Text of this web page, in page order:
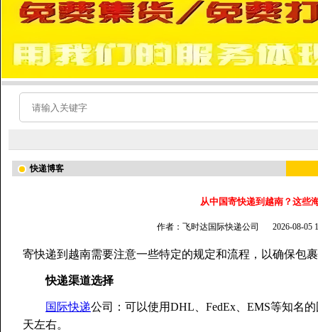
快递博客
从中国寄快递到越南？这些
作者：飞时达国际快递公司 2026-08-05
寄快递到越南需要注意一些特定的规定和流程，以确保包
快递渠道选择
国际快递公司：可以使用DHL、FedEx、EMS等知名
天左右。